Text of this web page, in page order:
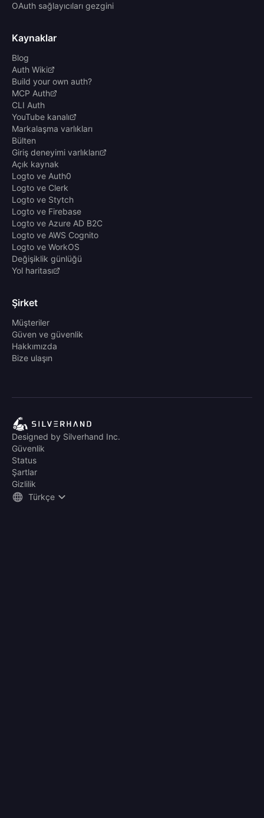
OAuth sağlayıcıları gezgini
Kaynaklar
Blog
Auth Wiki
Build your own auth?
MCP Auth
CLI Auth
YouTube kanalı
Markalaşma varlıkları
Bülten
Giriş deneyimi varlıkları
Açık kaynak
Logto ve Auth0
Logto ve Clerk
Logto ve Stytch
Logto ve Firebase
Logto ve Azure AD B2C
Logto ve AWS Cognito
Logto ve WorkOS
Değişiklik günlüğü
Yol haritası
Şirket
Müşteriler
Güven ve güvenlik
Hakkımızda
Bize ulaşın
Designed by Silverhand Inc.
Güvenlik
Status
Şartlar
Gizlilik
Türkçe